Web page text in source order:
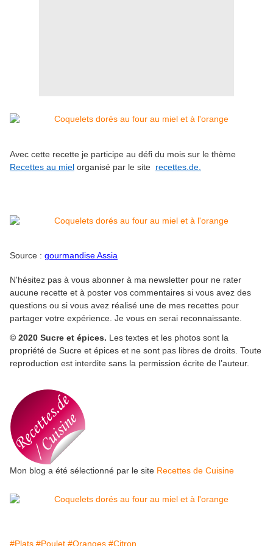
Avec cette recette je participe au défi du mois sur le thème
Recettes au miel organisé par le site recettes.de.
Source : gourmandise Assia
N'hésitez pas à vous abonner à ma newsletter pour ne rater
aucune recette et à poster vos commentaires si vous avez des
questions ou si vous avez réalisé une de mes recettes pour
partager votre expérience. Je vous en serai reconnaissante.
© 2020 Sucre et épices. Les textes et les photos sont la
propriété de Sucre et épices et ne sont pas libres de droits. Toute
reproduction est interdite sans la permission écrite de l’auteur.
Mon blog a été sélectionné par le site Recettes de Cuisine
#Plats #Poulet #Oranges #Citron